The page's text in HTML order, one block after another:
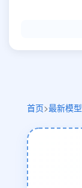
首页>最新模型